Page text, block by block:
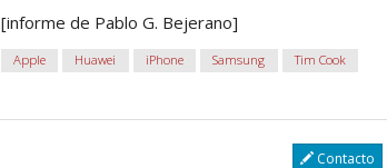
[informe de Pablo G. Bejerano]
Apple Huawei iPhone Samsung Tim Cook
Contacto